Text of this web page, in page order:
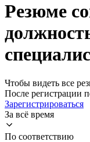
Резюме
Чтобы видеть все
После регистрации
Зарегистрироваться
За всё время
По соответствию